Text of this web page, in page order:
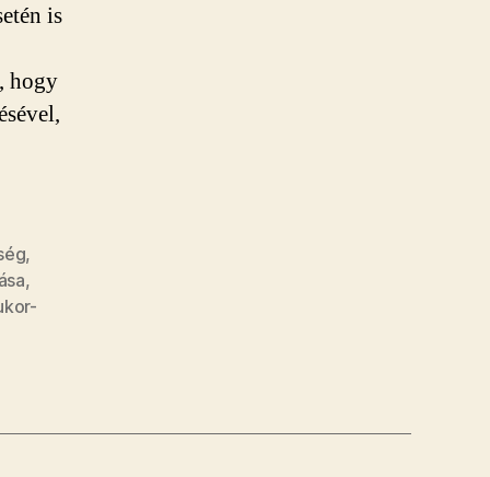
is
hogy
,
,